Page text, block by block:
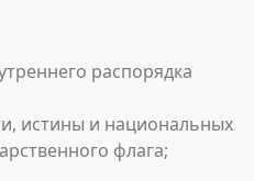
распорядка
истины и национальных
флага;